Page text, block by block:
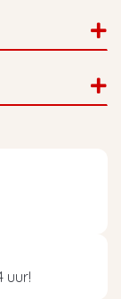
uur!